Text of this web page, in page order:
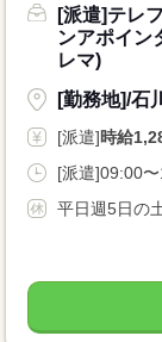
[派遣]テレ
ンアポイン
レマ)
[勤務地]/石
[派遣]時給
[派遣]09:00
平日週5日の